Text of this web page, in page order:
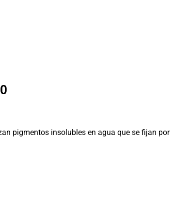
pigmentos insolubles en agua que se fijan